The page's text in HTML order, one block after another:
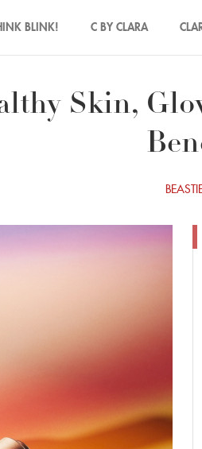
BLINK! C BY CLARA
Skin,